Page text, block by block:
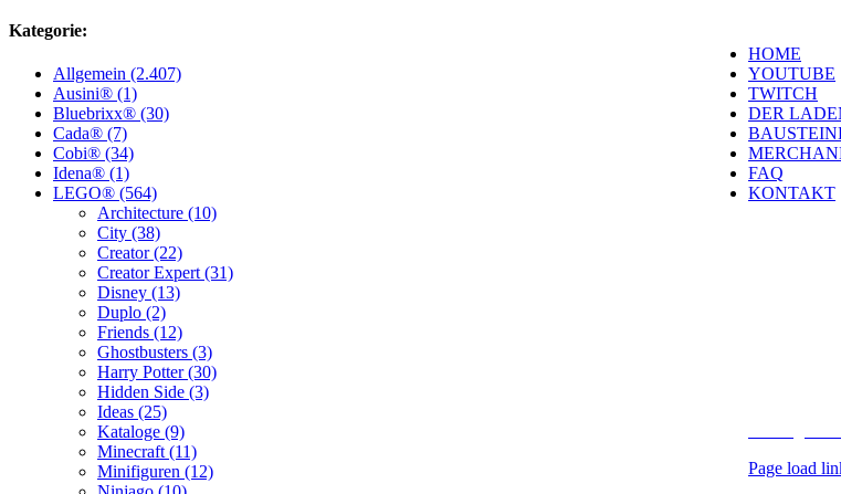
Kategorie:
Allgemein (2.407)
Ausini® (1)
Bluebrixx® (30)
Cada® (7)
Cobi® (34)
Idena® (1)
LEGO® (564)
Architecture (10)
City (38)
Creator (22)
Creator Expert (31)
Disney (13)
Duplo (2)
Friends (12)
Ghostbusters (3)
Harry Potter (30)
Hidden Side (3)
Ideas (25)
Kataloge (9)
Minecraft (11)
Minifiguren (12)
HOME
YOUTUBE
TWITCH
DER
FAQ
KONTAKT
Page load